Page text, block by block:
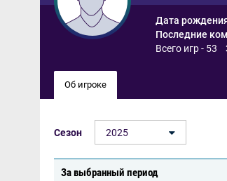
Дата
Последние
Всего игр - 53
Об игроке
Сезон 2025
За выбранный период